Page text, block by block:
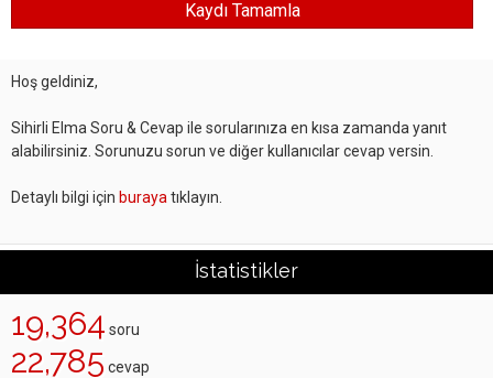
Hoş geldiniz,
Sihirli Elma Soru & Cevap ile sorularınıza en kısa zamanda yanıt
alabilirsiniz. Sorunuzu sorun ve diğer kullanıcılar cevap versin.
Detaylı bilgi için buraya tıklayın.
İstatistikler
19,364 soru
22,785 cevap